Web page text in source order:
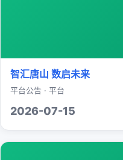
智汇唐山 数启未来
平台公告 · 平台
2026-07-15